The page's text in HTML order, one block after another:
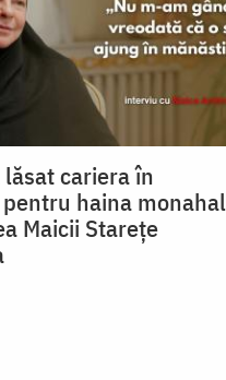
lăsat cariera în
haina
Maicii Starețe